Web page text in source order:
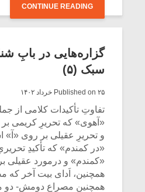
CONTINUE READING
گزاره‌هایی در بابِ
سبک (۵)
Published on ۲۵ خرداد ۱۴۰۲
تفاوتِ تأکیدات کلامی از
«آهوی» که تحریرِ کریمی
و تحریرِ عقیلی بر روی «آ»
«در کمندم» که تأکیدِ
«کمندم» و درمورد عقیلی
همچنین، اَدای بیت آخر که
همچنین مصراع دومش- دو